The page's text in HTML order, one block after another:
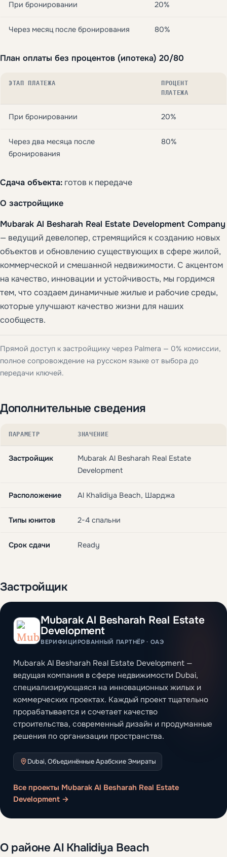
При бронировании 20%
Через месяц после бронирования 80%
План оплаты без процентов (ипотека) 20/80
ЭТАП ПЛАТЕЖА
ПРОЦЕНТ
ПЛАТЕЖА
При бронировании 20%
Через два месяца после
бронирования
80%
Сдача объекта: готов к передаче
О застройщике
Mubarak Al Besharah Real Estate Development Company
— ведущий девелопер, стремящийся к созданию новых
объектов и обновлению существующих в сфере жилой,
коммерческой и смешанной недвижимости. С акцентом
на качество, инновации и устойчивость, мы гордимся
тем, что создаем динамичные жилые и рабочие среды,
которые улучшают качество жизни для наших
сообществ.
Прямой доступ к застройщику через Palmera — 0% комиссии,
полное сопровождение на русском языке от выбора до
передачи ключей.
Дополнительные сведения
ПАРАМЕТР ЗНАЧЕНИЕ
Застройщик
Mubarak Al Besharah Real Estate
Development
Расположение Al Khalidiya Beach, Шарджа
Типы юнитов 2-4 спальни
Срок сдачи Ready
Застройщик
Mubarak Al Besharah Real Estate
Development
ВЕРИФИЦИРОВАННЫЙ ПАРТНЁР · ОАЭ
Mubarak Al Besharah Real Estate Development —
ведущая компания в сфере недвижимости Dubai,
специализирующаяся на инновационных жилых и
коммерческих проектах. Каждый проект тщательно
прорабатывается и сочетает качество
строительства, современный дизайн и продуманные
решения по организации пространства.
Dubai, Объединённые Арабские Эмираты
Все проекты Mubarak Al Besharah Real Estate
Development →
О районе Al Khalidiya Beach